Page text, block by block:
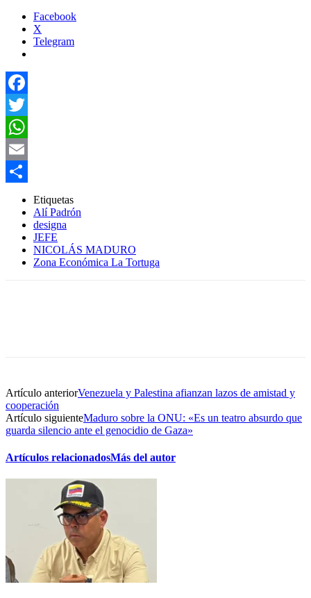
Facebook
X
Telegram
Facebook
Twitter
WhatsApp
Email
Compartir
Etiquetas
Alí Padrón
designa
JEFE
NICOLÁS MADURO
Zona Económica La Tortuga
Artículo anteriorVenezuela y Palestina afianzan lazos de amistad y
cooperación
Artículo siguienteMaduro sobre la ONU: «Es un teatro absurdo que
guarda silencio ante el genocidio de Gaza»
Artículos relacionadosMás del autor